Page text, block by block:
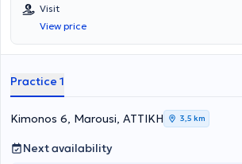
Department of Prosthodontics of the Dental
institution. She completed her practical training
Military Hospital of Athens and at the Athens
the doctor actively participates in numerous
continuous education and ongoing
Visit
View price
Practice 1
Kimonos 6, Marousi, ΑΤΤΙΚΗ 3,5 km
Next availability